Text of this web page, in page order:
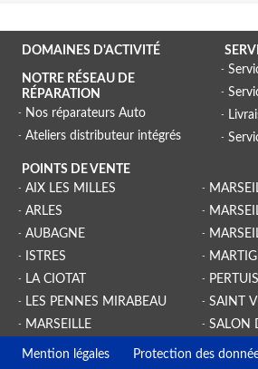
DOMAINES D'ACTIVITÉ
NOTRE RÉSEAU DE
RÉPARATION
Nos réparateurs Auto
Ateliers distributeur intégrés
POINTS DE VENTE
AIX LES MILLES
ARLES
AUBAGNE
ISTRES
LA CIOTAT
LES PENNES MIRABEAU
MARSEILLE
PERTUIS
SAINT
SALON
Mention légales Protection des